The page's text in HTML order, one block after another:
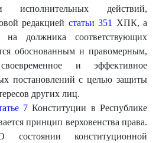
исполнительных действий,
редакцией статьи 351
ХПК, а
на должника соответствующих
обоснованным и правомерным,
и эффективное
постановлений с целью защиты
других лиц.
7Конституции в Республике
принцип верховенства права.
конституционной